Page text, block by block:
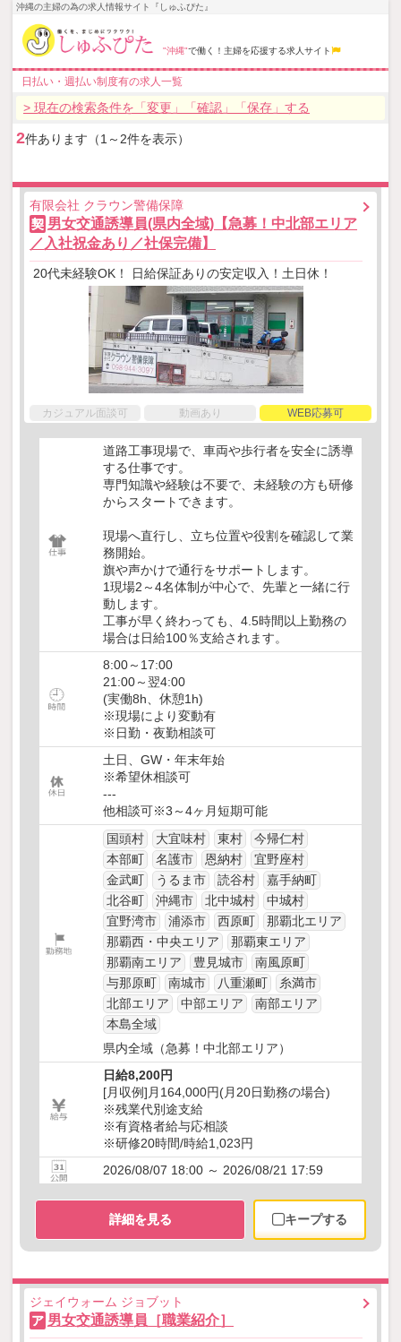
沖縄の主婦の為の求人情報サイト『しゅふぴた』
"沖縄"で働く！主婦を応援する求人サイト
日払い・週払い制度有の求人一覧
> 現在の検索条件を「変更」「確認」「保存」する
2件あります（1～2件を表示）
有限会社 クラウン警備保障
契 男女交通誘導員(県内全域)【急募！中北部エリア
／入社祝金あり／社保完備】
20代未経験OK！ 日給保証ありの安定収入！土日休！
カジュアル面談可 動画あり WEB応募可
道路工事現場で、車両や歩行者を安全に誘導
する仕事です。
専門知識や経験は不要で、未経験の方も研修
からスタートできます。
現場へ直行し、立ち位置や役割を確認して業
務開始。
旗や声かけで通行をサポートします。
1現場2～4名体制が中心で、先輩と一緒に行
動します。
工事が早く終わっても、4.5時間以上勤務の
場合は日給100％支給されます。
8:00～17:00
21:00～翌4:00
(実働8h、休憩1h)
※現場により変動有
※日勤・夜勤相談可
土日、GW・年末年始
※希望休相談可
---
他相談可※3～4ヶ月短期可能
国頭村
大宜味村 東村
今帰仁村
本部町
名護市 恩納村
宜野座村
金武町
うるま市 読谷村
嘉手納町
北谷町
沖縄市 北中城村
中城村
宜野湾市
浦添市 西原町
那覇北エリア
那覇西・中央エリア
那覇東エリア
那覇南エリア
豊見城市
南風原町
与那原町
南城市 八重瀬町
糸満市
北部エリア
中部エリア
南部エリア
本島全域
県内全域（急募！中北部エリア）
日給8,200円
[月収例]月164,000円(月20日勤務の場合)
※残業代別途支給
※有資格者給与応相談
※研修20時間/時給1,023円
2026/08/07 18:00 ～ 2026/08/21 17:59
詳細を見る キープする
ジェイウォーム ジョブット
ア 男女交通誘導員［職業紹介］